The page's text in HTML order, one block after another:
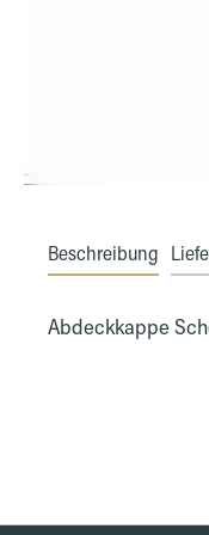
Beschreibung
Abdeckkappe